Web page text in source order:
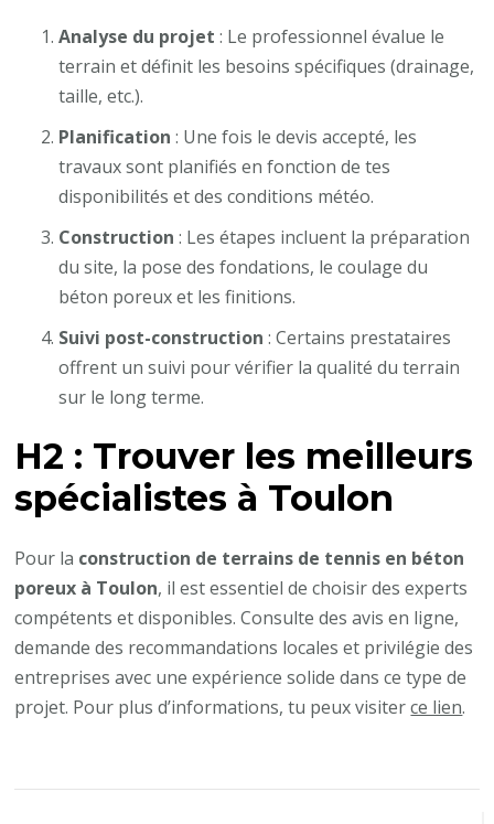
Analyse du projet : Le professionnel évalue le
terrain et définit les besoins spécifiques (drainage,
taille, etc.).
Planification : Une fois le devis accepté, les
travaux sont planifiés en fonction de tes
disponibilités et des conditions météo.
Construction : Les étapes incluent la préparation
du site, la pose des fondations, le coulage du
béton poreux et les finitions.
Suivi post-construction : Certains prestataires
offrent un suivi pour vérifier la qualité du terrain
sur le long terme.
H2 : Trouver les meilleurs
spécialistes à Toulon
Pour la construction de terrains de tennis en béton
poreux à Toulon, il est essentiel de choisir des experts
compétents et disponibles. Consulte des avis en ligne,
demande des recommandations locales et privilégie des
entreprises avec une expérience solide dans ce type de
projet. Pour plus d’informations, tu peux visiterce lien.